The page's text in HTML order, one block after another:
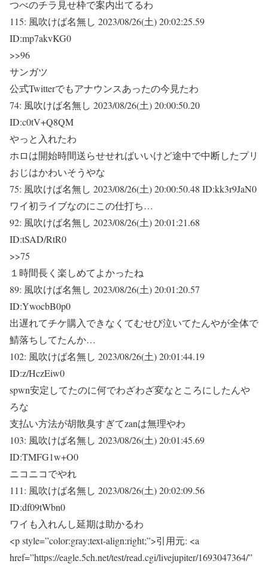
つべのチラ見せ枠で案内出てるわ
115: 風吹けば名無し 2023/08/26(土) 20:02:25.59
ID:mp7akvKG0
>>96
サンガツ
公式Twitterでもアナウンスあったの今見たわ
74: 風吹けば名無し 2023/08/26(土) 20:00:50.20
ID:c0tV+Q8QM
やっと入れたわ
ホロは開始時間送らせせればいいけど途中で中断したプリ
おじはかわいそうやな
75: 風吹けば名無し 2023/08/26(土) 20:00:50.48 ID:kk3r9JaN0
ワイ初ライブなのにこの仕打ち…
92: 風吹けば名無し 2023/08/26(土) 20:01:21.68
ID:tSAD/RtR0
>>75
１時間長く楽しめてよかったね
89: 風吹けば名無し 2023/08/26(土) 20:01:20.57
ID:YwocbB0p0
出遅れてチケ購入できなくてむせび泣いてたんやが全体で
鯖落ちしてたんか…
102: 風吹けば名無し 2023/08/26(土) 20:01:44.19
ID:z/HczEiw0
spwn安定してたのに何でわざわざ変なところにしたんや
ろな
支払い方法が胡散臭すぎてzanは無理やわ
103: 風吹けば名無し 2023/08/26(土) 20:01:45.69
ID:TMFG1w+O0
ニコニコでやれ
111: 風吹けば名無し 2023/08/26(土) 20:02:09.56
ID:df09tWbn0
ワイも入れんし延期は助かるわ
<p style=”color:gray;text-align:right;”>引用元: <a
href=”https://eagle.5ch.net/test/read.cgi/livejupiter/1693047364/”